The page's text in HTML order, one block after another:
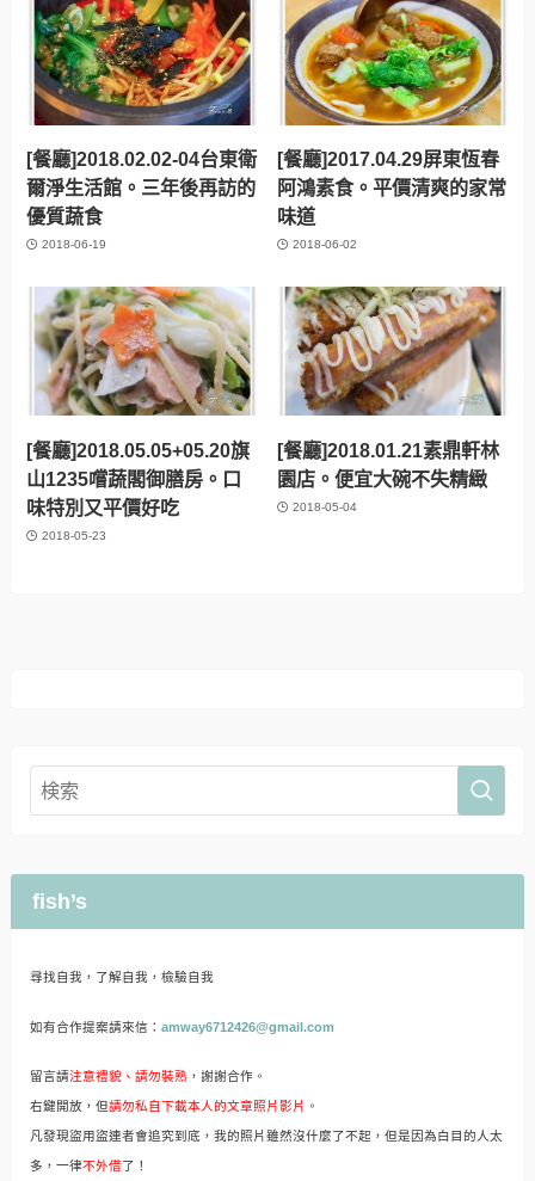
[餐廳]2018.02.02-04台東衛
爾淨生活館。三年後再訪的
優質蔬食
2018-06-19
[餐廳]2017.04.29屏東恆春
阿鴻素食。平價清爽的家常
味道
2018-06-02
[餐廳]2018.05.05+05.20旗
山1235嚐蔬閣御膳房。口
味特別又平價好吃
2018-05-23
[餐廳]2018.01.21素鼎軒林
園店。便宜大碗不失精緻
2018-05-04
fish’s
尋找自我，了解自我，檢驗自我
如有合作提案請來信： amway6712426@gmail.com
留言請注意禮貌、請勿裝熟，謝謝合作。
右鍵開放，但請勿私自下載本人的文章照片影片 。
凡發現盜用盜連者會追究到底，我的照片雖然沒什麼了不起，但是因為白目的人太
多，一律不外借了！